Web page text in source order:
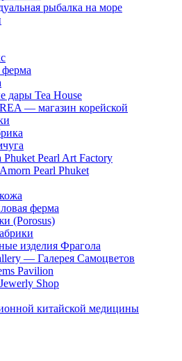
рыбалка на море
дары Tea House
— магазин корейской
Pearl Art Factory
Pearl Phuket
ферма
(Porosus)
изделия Фрагола
— Галерея Самоцветов
Pavilion
Shop
китайской медицины